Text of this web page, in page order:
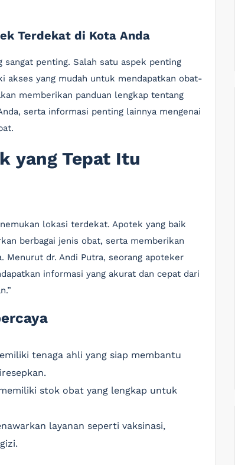
Terdekat di Kota Anda
penting. Salah satu aspek penting
akses yang mudah untuk mendapatkan obat-
memberikan panduan lengkap tentang
serta informasi penting lainnya mengenai
yang Tepat Itu
lokasi terdekat. Apotek yang baik
berbagai jenis obat, serta memberikan
Menurut dr. Andi Putra, seorang apoteker
informasi yang akurat dan cepat dari
tenaga ahli yang siap membantu
stok obat yang lengkap untuk
layanan seperti vaksinasi,